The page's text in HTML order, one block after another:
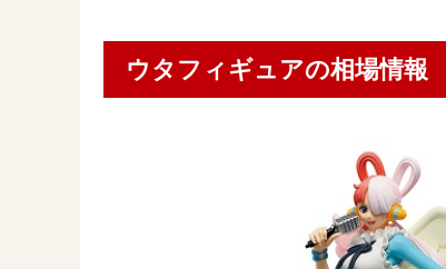
ウタフィギュアの相場情報